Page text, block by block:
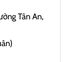
Tân An,